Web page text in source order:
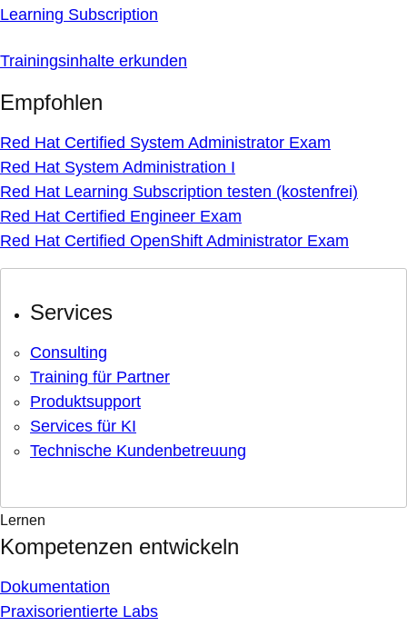
Learning Subscription
Trainingsinhalte erkunden
Empfohlen
Red Hat Certified System Administrator Exam
Red Hat System Administration I
Red Hat Learning Subscription testen (kostenfrei)
Red Hat Certified Engineer Exam
Red Hat Certified OpenShift Administrator Exam
Services
Consulting
Training für Partner
Produktsupport
Services für KI
Technische Kundenbetreuung
Lernen
Kompetenzen entwickeln
Dokumentation
Praxisorientierte Labs